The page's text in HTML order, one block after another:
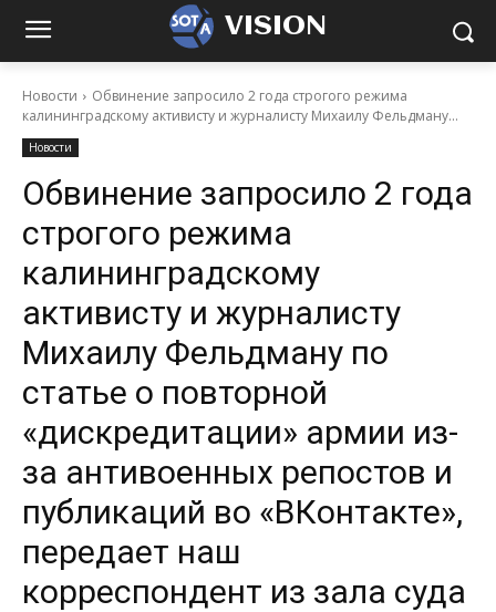
VISION
Новости
Обвинение запросило 2 года строгого режима
калининградскому активисту и журналисту Михаилу Фельдману...
Новости
Обвинение запросило 2 года
строгого режима
калининградскому
активисту и журналисту
Михаилу Фельдману по
статье о повторной
«дискредитации» армии из-
за антивоенных репостов и
публикаций во «ВКонтакте»,
передает наш
корреспондент из зала суда